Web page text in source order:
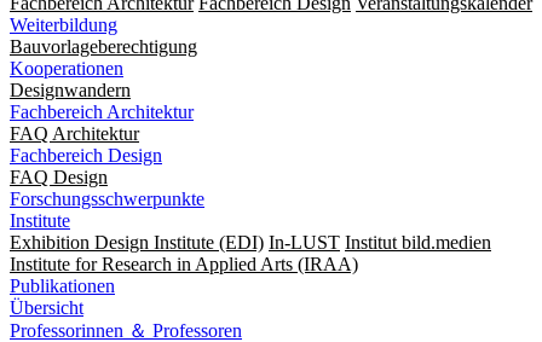
Weiterbildung
Bauvorlageberechtigung
Kooperationen
Designwandern
Fachbereich Architektur
FAQ Architektur
Fachbereich Design
FAQ Design
Forschungsschwerpunkte
Institute
Exhibition Design Institute (EDI) In-LUST Institut bild.medien
Institute for Research in Applied Arts (IRAA)
Publikationen
Übersicht
Professorinnen ＆ Professoren